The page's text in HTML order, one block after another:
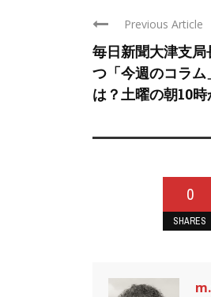
Previous Article
毎日新聞大津支
つ「今週のコラ
は？土曜の朝10時
0
SHARES